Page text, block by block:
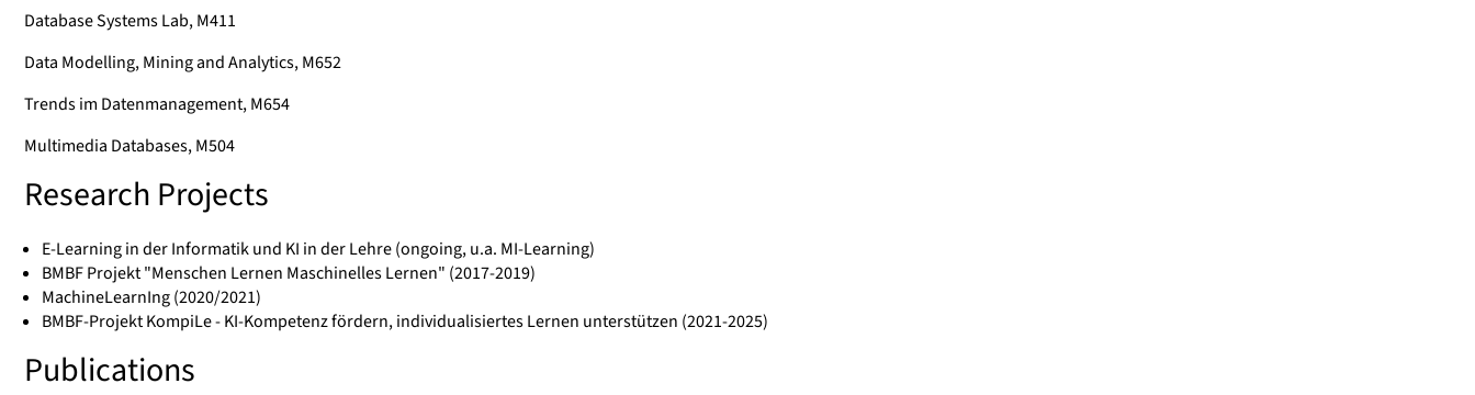
Database Systems Lab, M411
Data Modelling, Mining and Analytics, M652
Trends im Datenmanagement, M654
Multimedia Databases, M504
Research Projects
E-Learning in der Informatik und KI in der Lehre (ongoing, u.a. MI-Learning)
BMBF Projekt "Menschen Lernen Maschinelles Lernen" (2017-2019)
MachineLearnIng (2020/2021)
BMBF-ProjektKompiLe - KI-Kompetenz fördern, individualisiertes Lernen unterstützen (2021-2025)
Publications